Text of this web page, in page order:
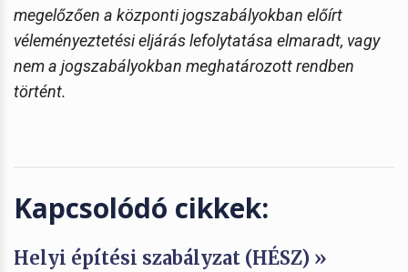
megelőzően a központi jogszabályokban előírt
véleményeztetési eljárás lefolytatása elmaradt, vagy
nem a jogszabályokban meghatározott rendben
történt.
Kapcsolódó cikkek:
Helyi építési szabályzat (HÉSZ) »